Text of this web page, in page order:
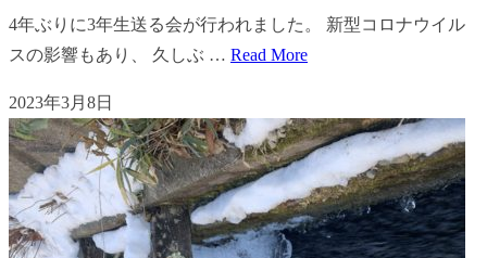
4年ぶりに3年生送る会が行われました。 新型コロナウイル
スの影響もあり、 久しぶ … Read More
2023年3月8日